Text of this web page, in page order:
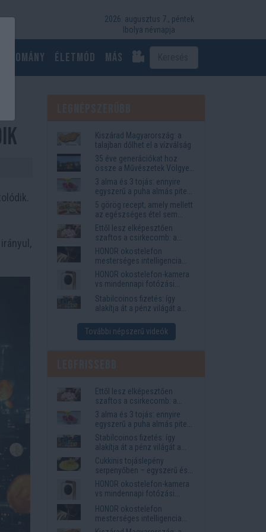
2026. augusztus 7., péntek
Ibolya névnapja
Tudomány Életmód más
Kiszárad Magyarország: a
talajban dőlhet el a vízválság
35 éve generációkat hoz
össze a Művészetek Völgye
– megvan a 2027-es időpont
és a bérletár
3 alma és 3 tojás: ennyire
egyszerű a puha almás pite
titka
5 görög recept, amely mellett
az egészséges étel sem
tűnik lemondásnak
Ettől lesz elképesztően
szaftos a csirkecomb: a
sörös pác a titok
HONOR okostelefon
mesterséges intelligencia
funkciók, amelyek
megkönnyítik az életet
HONOR okostelefon-kamera
vs mindennapi fotózási
igények
Stabilcoinos fizetés: így
alakítja át a pénz világát a
Western Union
További népszerű videók
Ettől lesz elképesztően
szaftos a csirkecomb: a
sörös pác a titok
3 alma és 3 tojás: ennyire
egyszerű a puha almás pite
titka
Stabilcoinos fizetés: így
alakítja át a pénz világát a
Visa, a Mastercard és a
Western Union
Cukkinis tojáslepény
serpenyőben – egyszerű és
laktató vacsora
HONOR okostelefon-kamera
vs mindennapi fotózási
igények
HONOR okostelefon
mesterséges intelligencia
funkciók, amelyek